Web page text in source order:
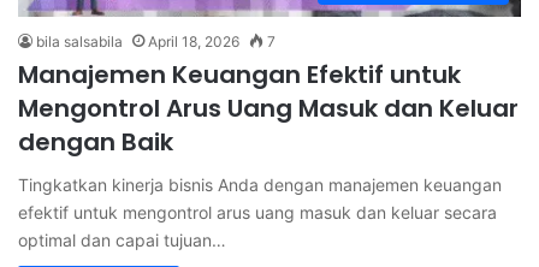
bila salsabila April 18, 2026 7
Manajemen Keuangan Efektif untuk
Mengontrol Arus Uang Masuk dan Keluar
dengan Baik
Tingkatkan kinerja bisnis Anda dengan manajemen keuangan
efektif untuk mengontrol arus uang masuk dan keluar secara
optimal dan capai tujuan…